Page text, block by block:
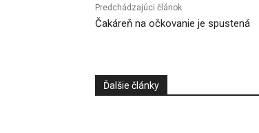
Predchádzajúci článok
Čakáreň na očkovanie je spustená
Ďalšie články